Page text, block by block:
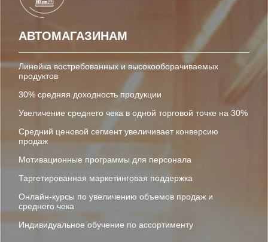
АВТОМАГАЗИНАМ
Линейка востребованных и высокооборачиваемых
продуктов
30% средняя доходность продукции
Увеличение среднего чека в одной торговой точке на 30%
Средний ценовой сегмент увеличивает конверсию
продаж
Мотивационные программы для персонала
Таргетированная маркетинговая поддержка
Онлайн-курсы по увеличению объемов продаж и
среднего чека
Индивидуальное обучение по ассортименту